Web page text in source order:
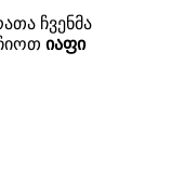
ჩვენმა
იაფი